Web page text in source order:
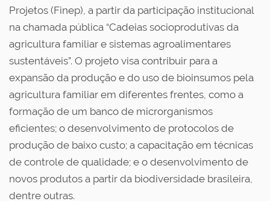
Projetos (Finep), a partir da participação institucional
na chamada pública “Cadeias socioprodutivas da
agricultura familiar e sistemas agroalimentares
sustentáveis”. O projeto visa contribuir para a
expansão da produção e do uso de bioinsumos pela
agricultura familiar em diferentes frentes, como a
formação de um banco de microrganismos
eficientes; o desenvolvimento de protocolos de
produção de baixo custo; a capacitação em técnicas
de controle de qualidade; e o desenvolvimento de
novos produtos a partir da biodiversidade brasileira,
dentre outras.